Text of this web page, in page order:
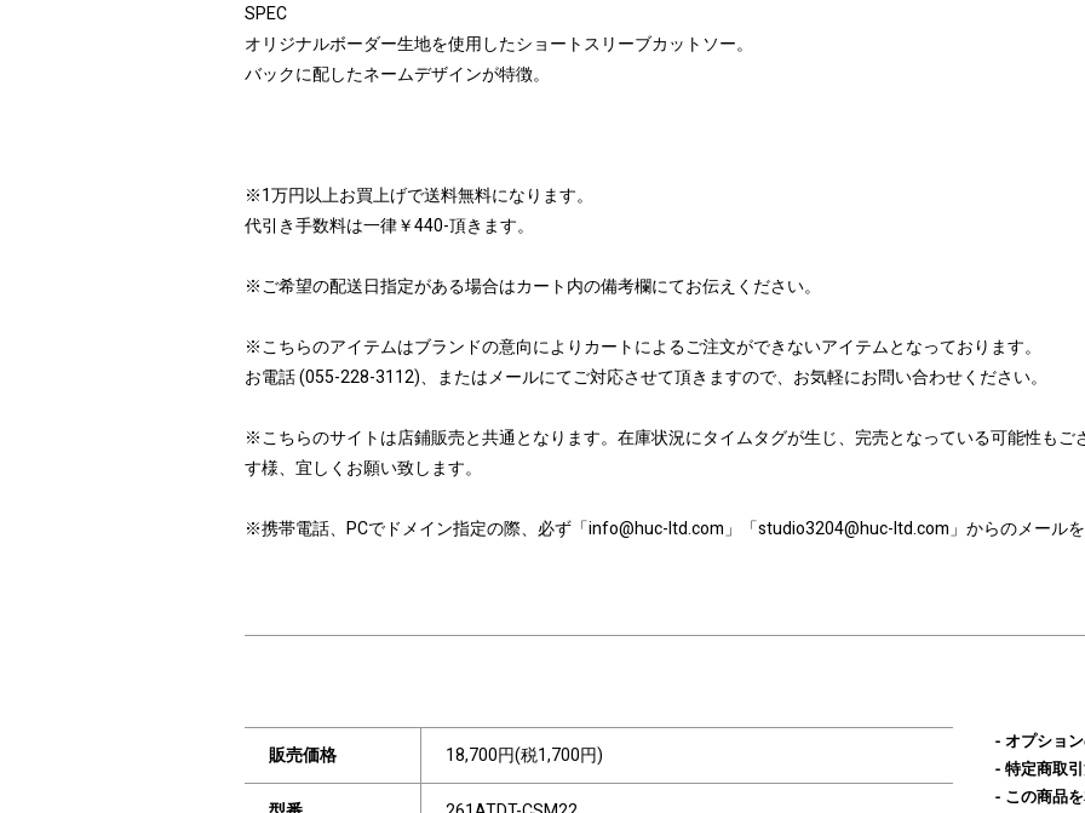
SPEC
オリジナルボーダー生地を使用したショートスリーブカットソー。
バックに配したネームデザインが特徴。
※1万円以上お買上げで送料無料になります。
代引き手数料は一律￥440-頂きます。
※ご希望の配送日指定がある場合はカート内の備考欄にてお伝えください。
※こちらのアイテムはブランドの意向によりカートによるご注文ができないアイテムとなっております。
お電話 (055-228-3112)、またはメールにてご対応させて頂きますので、お気軽にお問い合わせください。
※こちらのサイトは店鋪販売と共通となります。在庫状況にタイムタグが生じ、完売となっている可能性も
す様、宜しくお願い致します。
※携帯電話、PCでドメイン指定の際、必ず「info@huc-ltd.com」「studio3204@huc-ltd.com」からのメール
販売価格 18,700円(税1,700円)
オプショ
特定商取
この商品